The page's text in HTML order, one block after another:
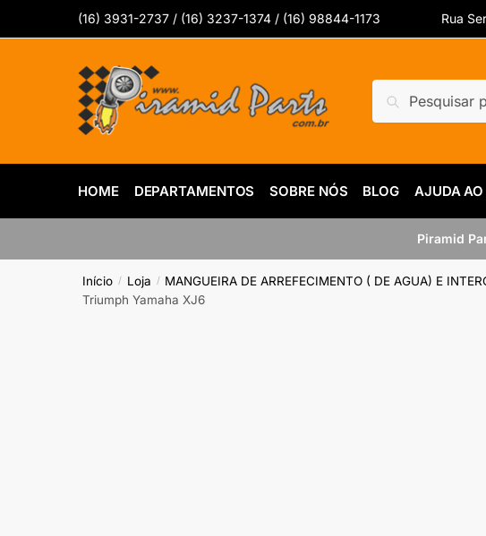
(16) 3931-2737 / (16) 3237-1374 / (16) 98844-1173 Rua
por:
Pesquisar
HOME DEPARTAMENTOS SOBRE NÓS BLOG AJUDA AO
Piramid
Início / Loja / MANGUEIRA DE ARREFECIMENTO ( DE AGUA) E
Triumph Yamaha XJ6